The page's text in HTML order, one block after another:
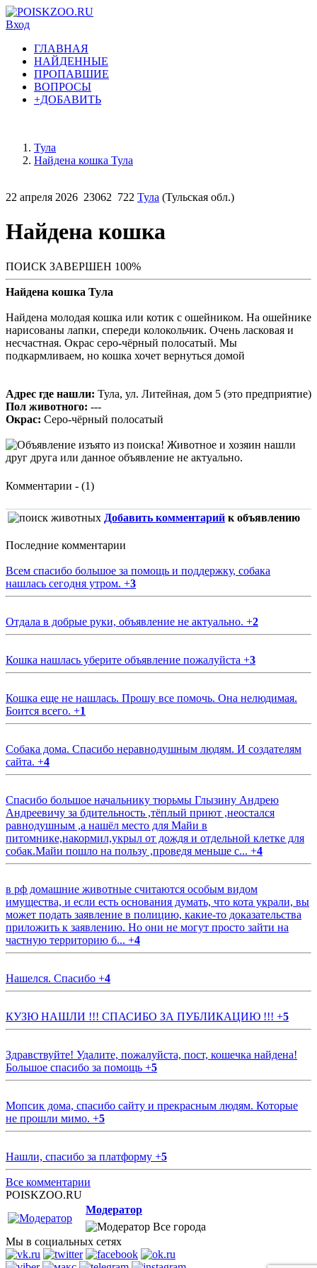
Вход
ГЛАВНАЯ
НАЙДЕННЫЕ
ПРОПАВШИЕ
ВОПРОСЫ
+ДОБАВИТЬ
Тула
Найдена кошка Тула
22 апреля 2026 23062 722 Тула (Тульская обл.)
Найдена кошка
ПОИСК ЗАВЕРШЕН 100%
Найдена кошка Тула
Найдена молодая кошка или котик с ошейником. На ошейнике
нарисованы лапки, спереди колокольчик. Очень ласковая и
несчастная. Окрас серо-чёрный полосатый. Мы
подкармливаем, но кошка хочет вернуться домой
Адрес где нашли: Тула, ул. Литейная, дом 5 (это предприятие)
Пол животного: ---
Окрас: Серо-чёрный полосатый
Комментарии - (1)
Добавить комментарий к объявлению
Последние комментарии
Всем спасибо большое за помощь и поддержку, собака
нашлась сегодня утром. +3
Отдала в добрые руки, объявление не актуально. +2
Кошка нашлась уберите объявление пожалуйста +3
Кошка еще не нашлась. Прошу все помочь. Она нелюдимая.
Боится всего. +1
Собака дома. Спасибо неравнодушным людям. И создателям
сайта. +4
Спасибо большое начальнику тюрьмы Глызину Андрею
Андреевичу за бдительность ,тёплый приют ,неостался
равнодушным ,а нашёл место для Майи в
питомнике,накормил,укрыл от дождя и отдельной клетке для
собак.Майи пошло на пользу ,проведя меньше с... +4
в рф домашние животные считаются особым видом
имущества, и если есть основания думать, что кота украли, вы
может подать заявление в полицию, какие-то доказательства
приложить к заявлению. Но они не могут просто зайти на
частную территорию б... +4
Нашелся. Спасибо +4
КУЗЮ НАШЛИ !!! СПАСИБО ЗА ПУБЛИКАЦИЮ !!! +5
Здравствуйте! Удалите, пожалуйста, пост, кошечка найдена!
Большое спасибо за помощь +5
Мопсик дома, спасибо сайту и прекрасным людям. Которые
не прошли мимо. +5
Нашли, спасибо за платформу +5
Все комментарии
POISKZOO.RU
Модератор
Все города
Мы в социальных сетях